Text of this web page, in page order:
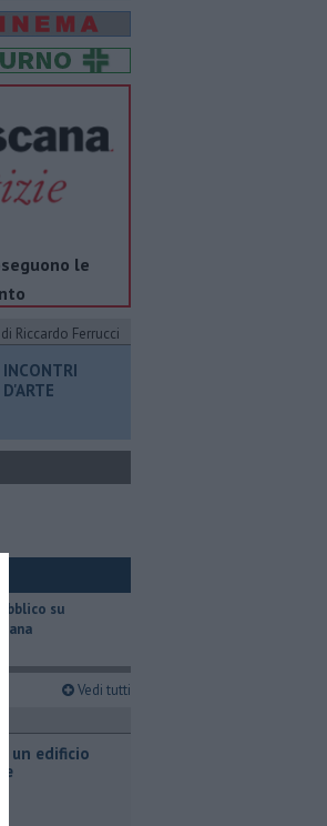
le
di Riccardo Ferrucci
INCONTRI
D'ARTE
su
Vedi tutti
un edificio